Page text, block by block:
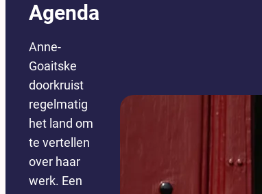
Agenda
Anne-
Goaitske
doorkruist
regelmatig
het land om
te vertellen
over haar
werk. Een